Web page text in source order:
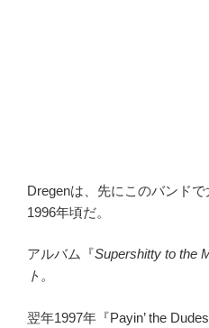
Dregenは、先にこのバンドで
1996年頃だ。
アルバム『Supershitty to the
ト。
翌年1997年『Payin’ the